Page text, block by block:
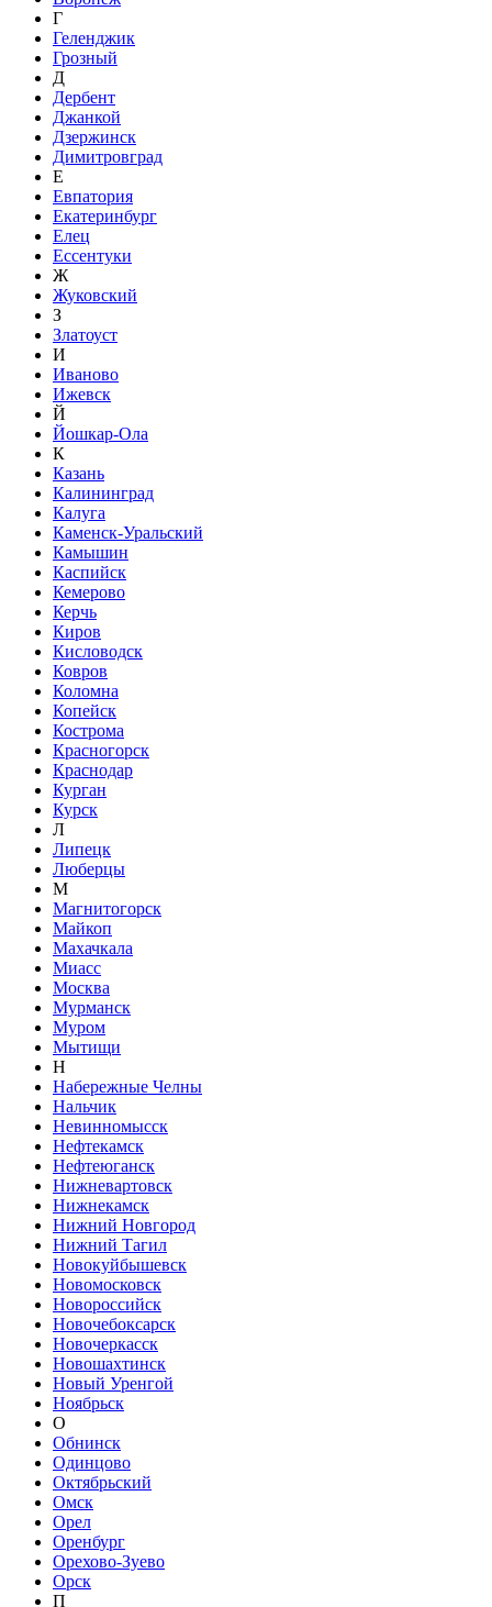
Г
Геленджик
Грозный
Д
Дербент
Джанкой
Дзержинск
Димитровград
Е
Евпатория
Екатеринбург
Елец
Ессентуки
Ж
Жуковский
З
Златоуст
И
Иваново
Ижевск
Й
Йошкар-Ола
К
Казань
Калининград
Калуга
Каменск-Уральский
Камышин
Каспийск
Кемерово
Керчь
Киров
Кисловодск
Ковров
Коломна
Копейск
Кострома
Красногорск
Краснодар
Курган
Курск
Л
Липецк
Люберцы
М
Магнитогорск
Майкоп
Махачкала
Миасс
Москва
Мурманск
Муром
Мытищи
Н
Набережные Челны
Нальчик
Невинномысск
Нефтекамск
Нефтеюганск
Нижневартовск
Нижнекамск
Нижний Новгород
Нижний Тагил
Новокуйбышевск
Новомосковск
Новороссийск
Новочебоксарск
Новочеркасск
Новошахтинск
Новый Уренгой
Ноябрьск
О
Обнинск
Одинцово
Октябрьский
Омск
Орел
Оренбург
Орехово-Зуево
Орск
П